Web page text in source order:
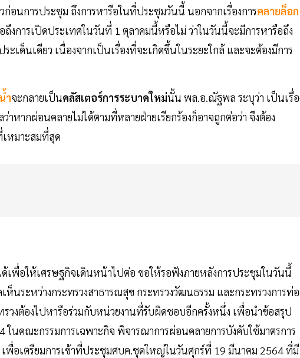
ก่อนการประชุม ถึงการหารือในที่ประชุมวันนี้ นอกจากเรื่องการคลายล็อก
ถึงการเปิดประเทศในวันที่ 1 ตุลาคมนี้หรือไม่ ว่าในวันนี้จะมีการหารือถึง
ะเด็นเดียว เนื่องจากเป็นเรื่องที่จะเกิดขึ้นในระยะใกล้ และจะต้องมีการ
ำจะกลายเป็นคลัสเตอร์การระบาดใหม่นั้น พล.อ.ณัฐพล ระบุว่า เป็นเรื่
าหากผ่อนคลายไม่ได้ตามที่หลายฝ่ายเรียกร้องก็อาจถูกต่อว่า จึงต้อง
หมาะสมที่สุด
พื่อให้เศรษฐกิจเดินหน้าไปต่อ ขอให้รอฟังภายหลังการประชุมในวันนี้
นระหว่างกระทรวงสาธารณสุข กระทรวงวัฒนธรรม และกระทรวงการท่
วงต้องไปหารือร่วมกับหน่วยงานที่รับผิดชอบอีกครั้งหนึ่ง เพื่อนำข้อสรุป
นคณะกรรมการเฉพาะกิจ พิจารณาการผ่อนคลายการบังคับใช้มาตรการ
พื่อเตรียมการเข้าที่ประชุมศบค.ชุดใหญ่ในวันศุกร์ที่ 19 มีนาคม 2564 ที่มี